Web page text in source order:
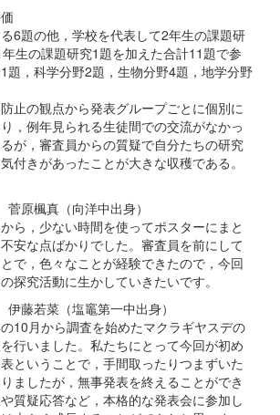
6題の他，学校を代表して2年生の課題研
生の課題研究1題を加えた合計11題で参
題，科学分野2題，生物分野4題，地学分野
止の観点から発表グループごとに個別に
，例年見られる生徒間での交流がなかっ
が，審査員からの質疑で自分たちの研究
付きがあったことが大きな収穫である。
原楓真（向洋中出身）
ら，少ない時間を使ってポスターにまと
安な点ばかりでした。審査員を前にして
で，色々なことが経験できたので，今回
探究活動に生かしていきたいです。
藤若菜（塩竈第一中出身）
10月から調査を始めたマクラギヤスデの
行いました。私たちにとって今回が初め
ということで，手間取ったりつまずいた
ましたが，無事発表を終えることができ
質疑応答など，本格的な発表会に参加し